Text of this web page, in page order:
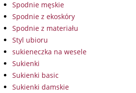
Spodnie męskie
Spodnie z ekoskóry
Spodnie z materiału
Styl ubioru
sukieneczka na wesele
Sukienki
Sukienki basic
Sukienki damskie